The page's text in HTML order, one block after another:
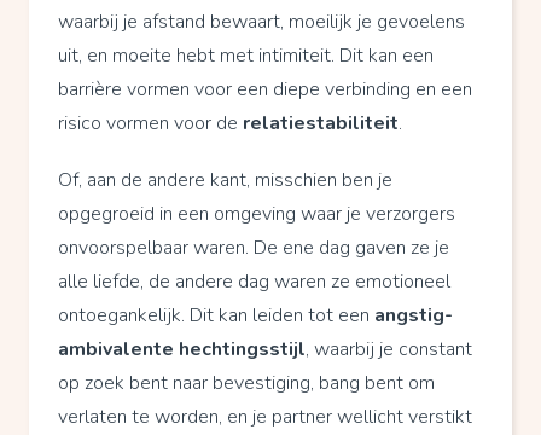
waarbij je afstand bewaart, moeilijk je gevoelens
uit, en moeite hebt met intimiteit. Dit kan een
barrière vormen voor een diepe verbinding en een
risico vormen voor de relatiestabiliteit.
Of, aan de andere kant, misschien ben je
opgegroeid in een omgeving waar je verzorgers
onvoorspelbaar waren. De ene dag gaven ze je
alle liefde, de andere dag waren ze emotioneel
ontoegankelijk. Dit kan leiden tot een angstig-
ambivalente hechtingsstijl, waarbij je constant
op zoek bent naar bevestiging, bang bent om
verlaten te worden, en je partner wellicht verstikt